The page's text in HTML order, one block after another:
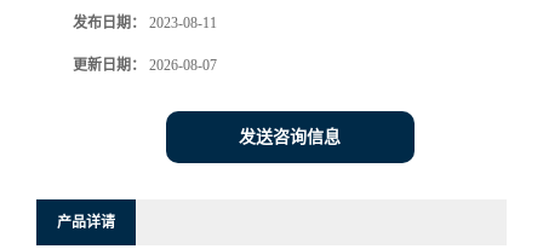
发布日期： 2023-08-11
更新日期： 2026-08-07
发送咨询信息
产品详请